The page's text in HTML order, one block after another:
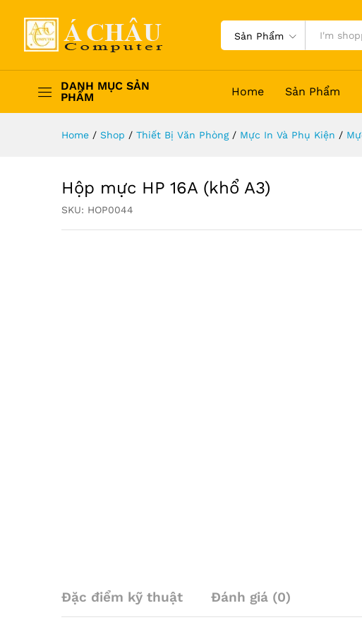
Sản Phẩm
DANH MỤC SẢN
PHẨM
Home Sản Phẩm
Home / Shop / Thiết Bị Văn Phòng / Mực In Và Phụ Kiện /
Hộp mực HP 16A (khổ A3)
SKU: HOP0044
Đặc điểm kỹ thuật Đánh giá (0)